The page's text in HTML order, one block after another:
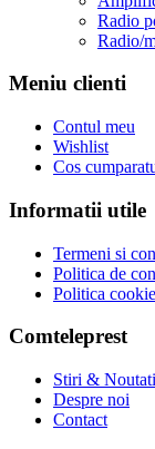
Radio
Radio/
Meniu clienti
Contul meu
Wishlist
Cos
Informatii utile
Termeni si
Politica de
Politica
Comteleprest
Stiri & Noutati
Despre noi
Contact